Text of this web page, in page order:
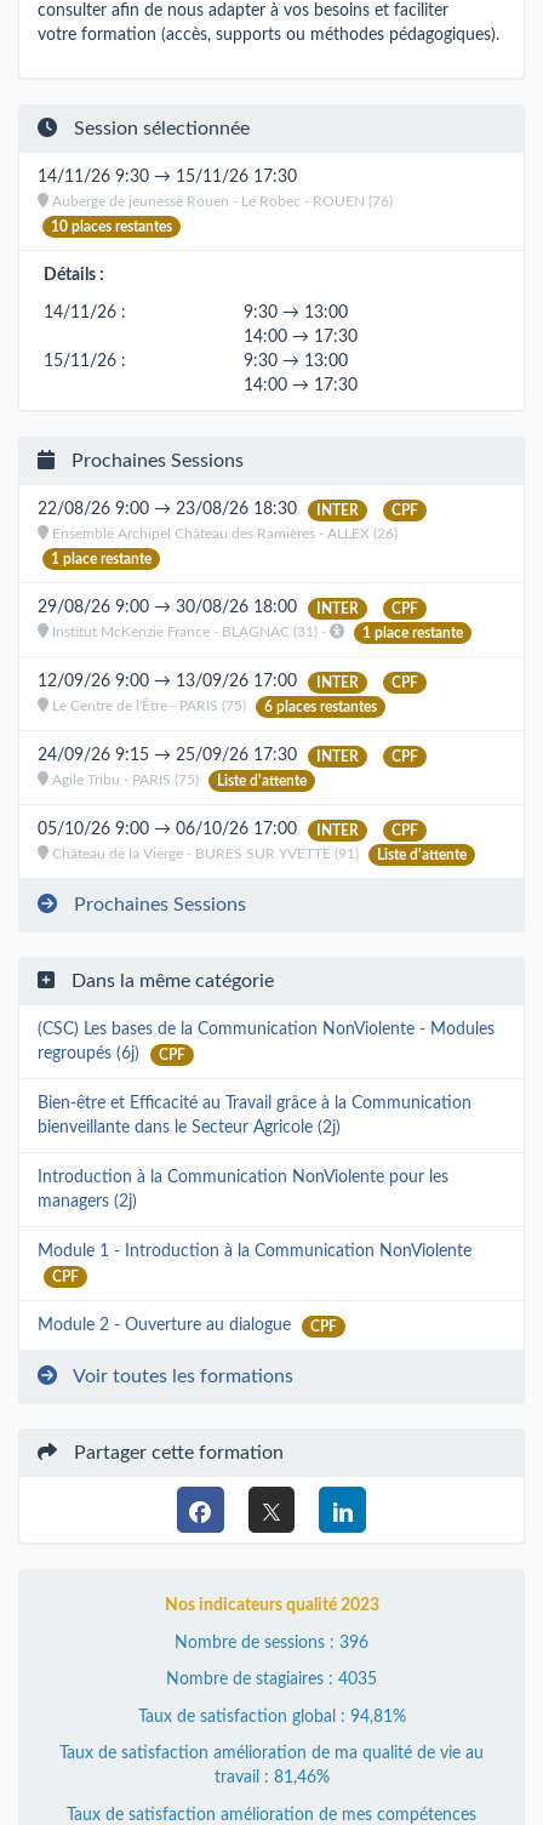
consulter afin de nous adapter à vos besoins et faciliter
votre formation (accès, supports ou méthodes pédagogiques).
Session sélectionnée
14/11/26 9:30 → 15/11/26 17:30
Auberge de jeunesse Rouen - Le Robec - ROUEN (76)
10 places restantes
Détails :
14/11/26 :
9:30 → 13:00
14:00 → 17:30
15/11/26 :
9:30 → 13:00
14:00 → 17:30
Prochaines Sessions
22/08/26 9:00 → 23/08/26 18:30 INTER
CPF
Ensemble Archipel Château des Ramières - ALLEX (26)
1 place restante
29/08/26 9:00 → 30/08/26 18:00 INTER
CPF
Institut McKenzie France - BLAGNAC (31) -
1 place restante
12/09/26 9:00 → 13/09/26 17:00 INTER
CPF
Le Centre de l'Être - PARIS (75)
6 places restantes
24/09/26 9:15 → 25/09/26 17:30 INTER
CPF
Agile Tribu - PARIS (75)
Liste d'attente
05/10/26 9:00 → 06/10/26 17:00 INTER
CPF
Château de la Vierge - BURES SUR YVETTE (91)
Liste d'attente
Prochaines Sessions
Dans la même catégorie
(CSC) Les bases de la Communication NonViolente - Modules
regroupés (6j)
CPF
Bien-être et Efficacité au Travail grâce à la Communication
bienveillante dans le Secteur Agricole (2j)
Introduction à la Communication NonViolente pour les
managers (2j)
Module 1 - Introduction à la Communication NonViolente
CPF
Module 2 - Ouverture au dialogue CPF
Voir toutes les formations
Partager cette formation
Nos indicateurs qualité 2023
Nombre de sessions : 396
Nombre de stagiaires : 4035
Taux de satisfaction global : 94,81%
Taux de satisfaction amélioration de ma qualité de vie au
travail : 81,46%
Taux de satisfaction amélioration de mes compétences